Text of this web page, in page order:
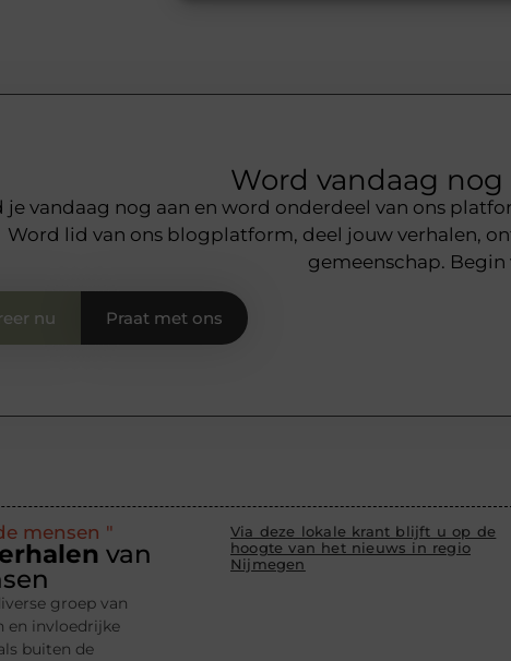
Word vandaag nog
je vandaag nog aan en word onderdeel van ons
Word lid van ons blogplatform, deel jouw verhalen,
gemeenschap.
nu Praat met ons
mensen "
van
groep van
en invloedrijke
buiten de
Via deze lokale krant blijft u op de
hoogte van het nieuws in regio
Nijmegen